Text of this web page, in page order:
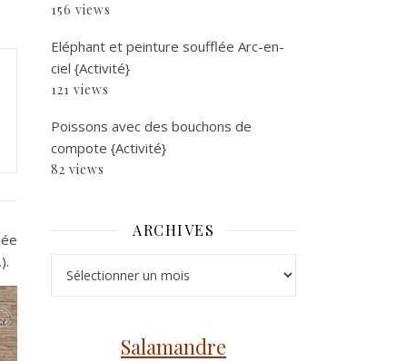
156 views
Eléphant et peinture soufflée Arc-en-
ciel {Activité}
121 views
Poissons avec des bouchons de
compote {Activité}
82 views
ARCHIVES
Salamandre